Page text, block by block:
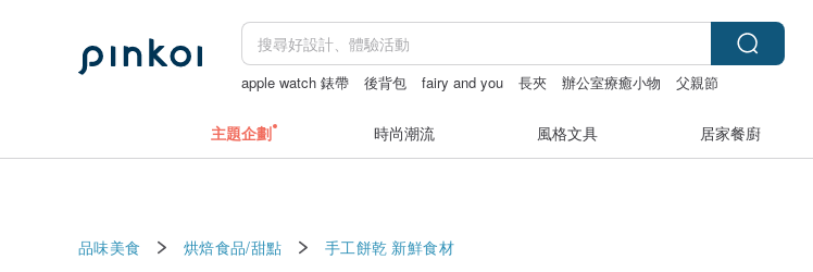
apple watch 錶帶 後背包 fairy and you 長夾 辦公室療癒小物
父親節
主題企劃 時尚潮流 風格文具 居家餐廚
品味美食 烘焙食品/甜點 手工餅乾 新鮮食材